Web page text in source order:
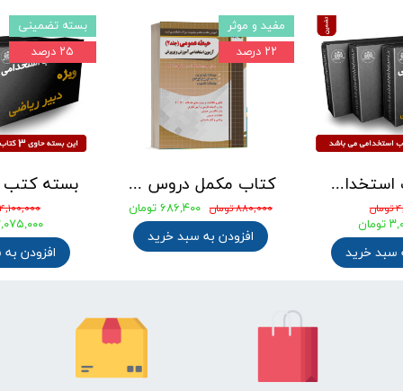
۴,۱۰۰,۰۰۰ تومان
۳,۰۷۵,۰۰۰
افزودن
بسته تضمینی
۲۵ درصد
کتاب مکمل دروس حیطه عمومی ویژه آزمون استخدامی آموزش و پرورش 1405 نشر چهارخونه
۸۸۰,۰۰۰ تومان ۶۸۶,۴۰۰ تومان
افزودن به سبد خرید
مفید و موثر
۲۲ درصد
بسته کتب استخدامی دبیری علوم تجربی - شیمی آزمون آموزش و پرورش 1405
سبد خرید